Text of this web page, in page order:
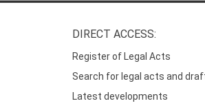
DIRECT ACCESS:
Register of Legal Acts
Search for legal acts and
Latest developments